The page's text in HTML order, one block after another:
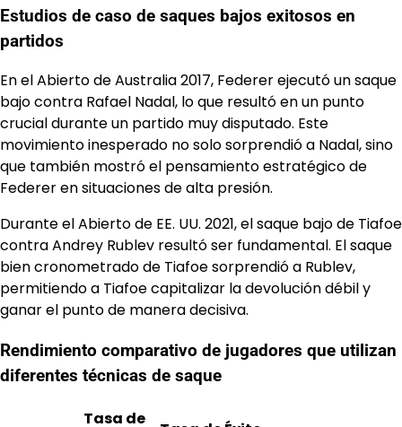
Estudios de caso de saques bajos exitosos en
partidos
En el Abierto de Australia 2017, Federer ejecutó un saque
bajo contra Rafael Nadal, lo que resultó en un punto
crucial durante un partido muy disputado. Este
movimiento inesperado no solo sorprendió a Nadal, sino
que también mostró el pensamiento estratégico de
Federer en situaciones de alta presión.
Durante el Abierto de EE. UU. 2021, el saque bajo de Tiafoe
contra Andrey Rublev resultó ser fundamental. El saque
bien cronometrado de Tiafoe sorprendió a Rublev,
permitiendo a Tiafoe capitalizar la devolución débil y
ganar el punto de manera decisiva.
Rendimiento comparativo de jugadores que utilizan
diferentes técnicas de saque
Tasa de